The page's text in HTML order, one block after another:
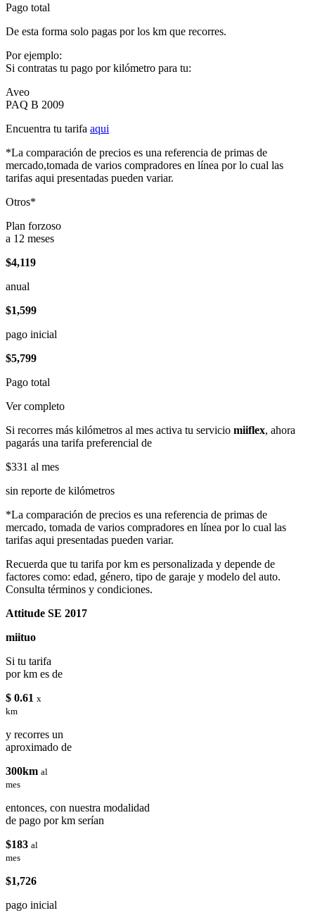
Pago total
De esta forma solo pagas por los km que recorres.
Por ejemplo:
Si contratas tu pago por kilómetro para tu:
Aveo
PAQ B 2009
Encuentra tu tarifa aqui
*La comparación de precios es una referencia de primas de
mercado,tomada de varios compradores en línea por lo cual las
tarifas aqui presentadas pueden variar.
Otros*
Plan forzoso
a 12 meses
$4,119
anual
$1,599
pago inicial
$5,799
Pago total
Ver completo
Si recorres más kilómetros al mes activa tu servicio miiflex, ahora
pagarás una tarifa preferencial de
$331 al mes
sin reporte de kilómetros
*La comparación de precios es una referencia de primas de
mercado, tomada de varios compradores en línea por lo cual las
tarifas aqui presentadas pueden variar.
Recuerda que tu tarifa por km es personalizada y depende de
factores como: edad, género, tipo de garaje y modelo del auto.
Consulta términos y condiciones.
Attitude SE 2017
miituo
Si tu tarifa
por km es de
$ 0.61 x
km
y recorres un
aproximado de
300km al
mes
entonces, con nuestra modalidad
de pago por km serían
$183 al
mes
$1,726
pago inicial